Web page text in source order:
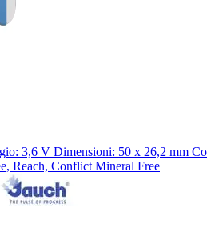
3,6 V Dimensioni: 50 x 26,2 mm
Reach, Conflict Mineral Free